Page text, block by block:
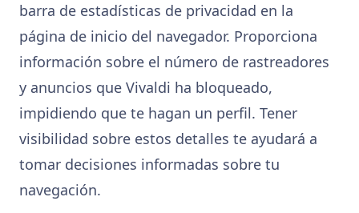
barra de estadísticas de privacidad en la
página de inicio del navegador. Proporciona
información sobre el número de rastreadores
y anuncios que Vivaldi ha bloqueado,
impidiendo que te hagan un perfil. Tener
visibilidad sobre estos detalles te ayudará a
tomar decisiones informadas sobre tu
navegación.